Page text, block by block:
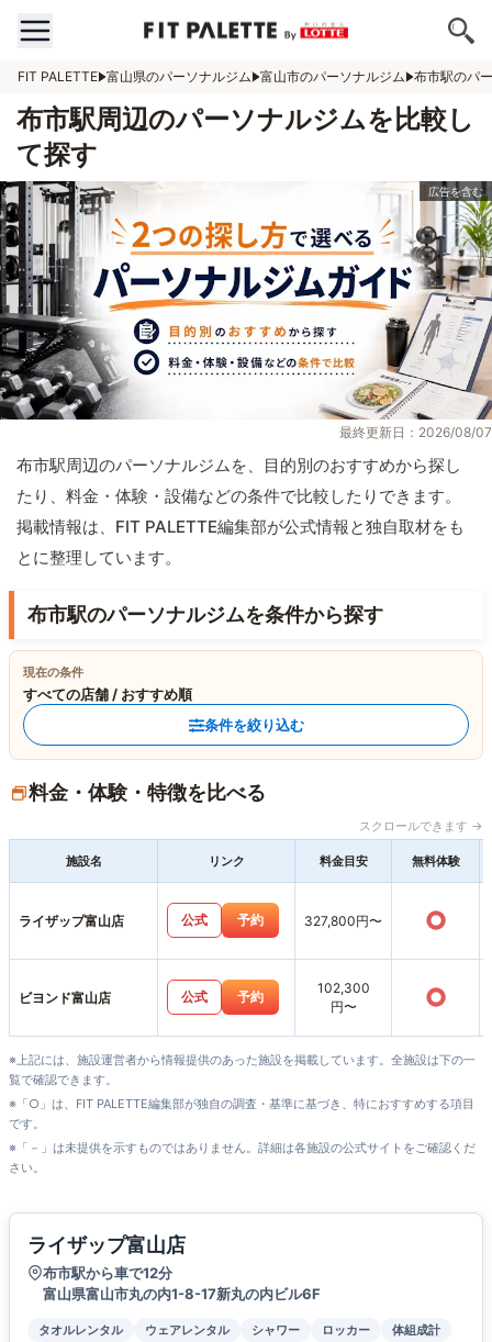
FIT PALETTE 富山県のパーソナルジム 富山市のパーソナルジム 布市駅のパ
布市駅周辺のパーソナルジムを比較し
て探す
最終更新日：2026/08/07
布市駅周辺のパーソナルジムを、目的別のおすすめから探し
たり、料金・体験・設備などの条件で比較したりできます。
掲載情報は、FIT PALETTE編集部が公式情報と独自取材をも
とに整理しています。
布市駅のパーソナルジムを条件から探す
現在の条件
すべての店舗 / おすすめ順
条件を絞り込む
料金・体験・特徴を比べる
スクロールできます →
施設名 リンク 料金目安 無料体験
ライザップ富山店 公式 予約 327,800円〜 ○
ビヨンド富山店 公式 予約
102,300
円〜
○
※上記には、施設運営者から情報提供のあった施設を掲載しています。全施設は下の一
覧で確認できます。
※「○」は、FIT PALETTE編集部が独自の調査・基準に基づき、特におすすめする項目
です。
※「－」は未提供を示すものではありません。詳細は各施設の公式サイトをご確認くだ
さい。
ライザップ富山店
布市駅から車で12分
富山県富山市丸の内1-8-17新丸の内ビル6F
タオルレンタル ウェアレンタル シャワー ロッカー
体組成計